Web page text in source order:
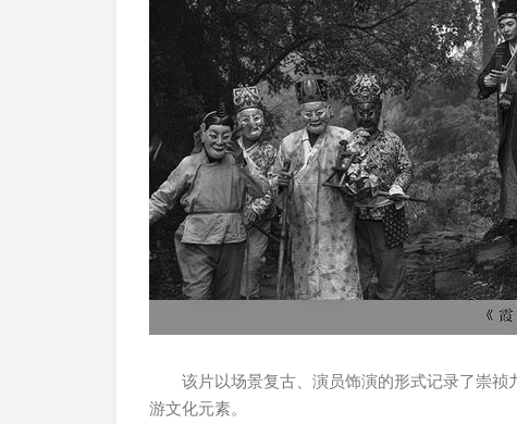
该片以场景复古、演员饰演的形式记录了崇祯
游文化元素。